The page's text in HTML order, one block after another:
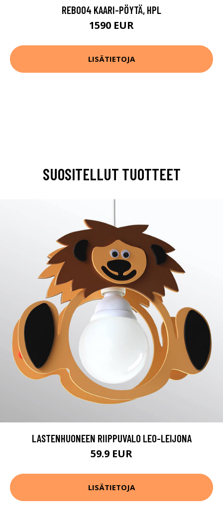
REB004 KAARI-PÖYTÄ, HPL
1590 EUR
LISÄTIETOJA
SUOSITELLUT TUOTTEET
LASTENHUONEEN RIIPPUVALO LEO-LEIJONA
59.9 EUR
LISÄTIETOJA